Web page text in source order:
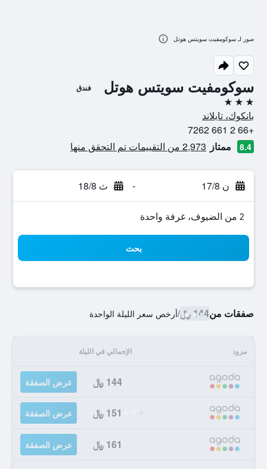
سوكومفيت سويتس هوتل فندق
3 نجوم
بانكوك، تايلاند
+66 2 661 7262
8.4 ممتاز 2,973 من التقييمات تم التحقق منها
ن 17/8 - ث 18/8
2 من الضيوف، غرفة واحدة
بحث
صفقات من144 ﷼ /أرخص سعر الليلة الواحدة
مزود الإجمالي في الليلة
144 ﷼ عرض الصفقة
151 ﷼ عرض الصفقة
161 ﷼ عرض الصفقة
صور لـ سوكومفيت سويتس هوتل